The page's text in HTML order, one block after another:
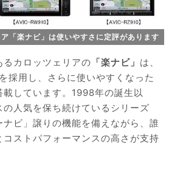
「楽ナビ」は使いやすさに定評があります
カロッツェリアの 「楽ナビ」 は、
を採用し、さらに使いやすくなった
しています。1998年の誕生以
人気を保ち続けているシリーズ
ビ」譲りの機能を備えながら、誰
ストパフォーマンスの高さが支持